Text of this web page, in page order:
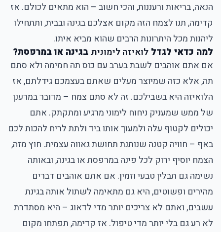
הנאה, בריאות ורעננות, והכי חשוב – הוא מתאים לכולם. אז
קדימה, תנו לצמח הזה מקום אצלכם בגינה ובבית, ותתחילו
ליהנות מכל היתרונות הרבים שהוא מביא איתו.
למה כדאי לגדל לואיזה לימונית בגינה או במרפסת?
אם אתם אוהבים לשבת בערב עם כוס תה חמימה ולא סתם
תה, אלא כזה שמיוצר מעלים שאתם בעצמכם גידלתם, אז
הלואיזה היא בשבילכם. זה לא סתם צמח – מדובר במרענן
של ממש שמעניק ניחוח לימוני מרגיע ומתקתק. אתם
יכולים לקטוף עלה ולמעוך אותו ביד ולתת לריח להכות לכם
באף – חוויה קטנה שנותנת תחושת גאווה עצמית. חוץ מזה,
הצמח יוסיף ירוק לכל פינה במרפסת או בגינה, ובאותה
נשימה גם תבלין טבעי וזמין. אם אתם אוהבים דברים
מהירים ופשוטים, היא גם מתאימה לשתול אותה בגינת
עשבים, ואתם לא צריכים יותר מדי לדאוג – היא מסתדרת
לא רע גם בלי יותר מדי טיפול. אז קדימה, תפתחו מקום